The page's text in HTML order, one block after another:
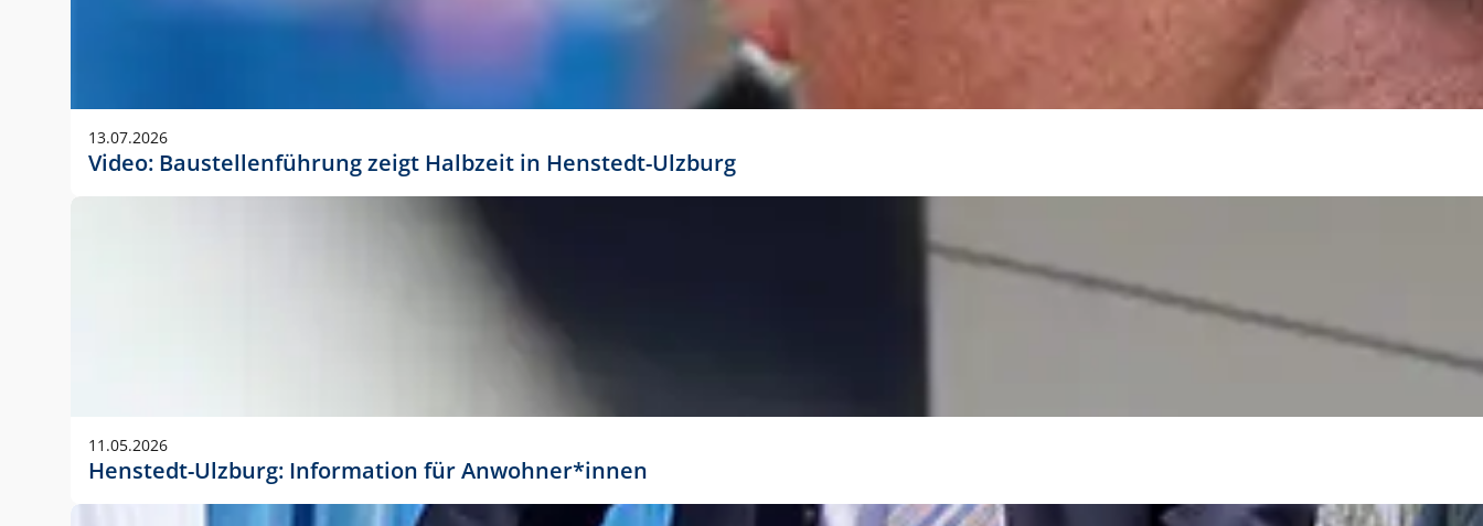
13.07.2026
Video: Baustellenführung zeigt Halbzeit in Henstedt-Ulzburg
11.05.2026
Henstedt-Ulzburg: Information für Anwohner*innen